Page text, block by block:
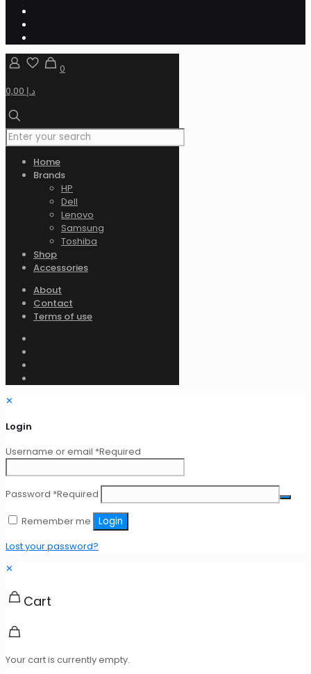
0
0,00 د.إ
Home
Brands
HP
Dell
Lenovo
Samsung
Toshiba
Shop
Accessories
About
Contact
Terms of use
✕
Login
Username or email *Required
Password *Required
Remember me
Login
Lost your password?
✕
Cart
Your cart is currently empty.